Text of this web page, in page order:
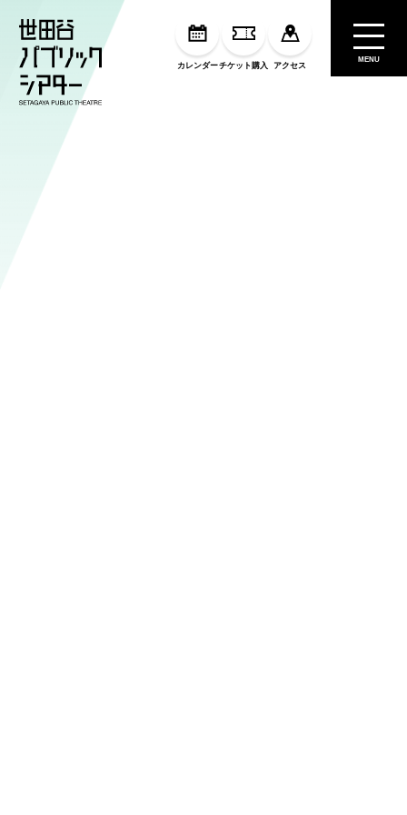
カレンダーチケット購入 アクセス
MENU